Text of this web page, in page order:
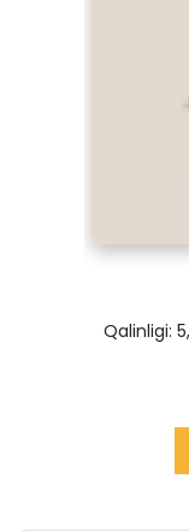
Qalinligi: